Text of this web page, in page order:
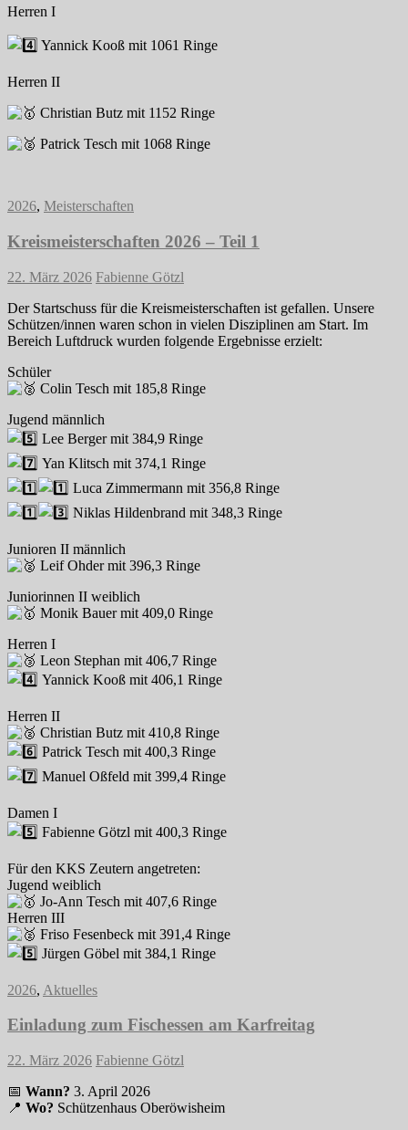
Herren I
Yannick Kooß mit 1061 Ringe
Herren II
Christian Butz mit 1152 Ringe
Patrick Tesch mit 1068 Ringe
2026, Meisterschaften
Kreismeisterschaften 2026 – Teil 1
22. März 2026 Fabienne Götzl
Der Startschuss für die Kreismeisterschaften ist gefallen. Unsere
Schützen/innen waren schon in vielen Disziplinen am Start. Im
Bereich Luftdruck wurden folgende Ergebnisse erzielt:
Schüler
Colin Tesch mit 185,8 Ringe
Jugend männlich
Lee Berger mit 384,9 Ringe
Yan Klitsch mit 374,1 Ringe
Luca Zimmermann mit 356,8 Ringe
Niklas Hildenbrand mit 348,3 Ringe
Junioren II männlich
Leif Ohder mit 396,3 Ringe
Juniorinnen II weiblich
Monik Bauer mit 409,0 Ringe
Herren I
Leon Stephan mit 406,7 Ringe
Yannick Kooß mit 406,1 Ringe
Herren II
Christian Butz mit 410,8 Ringe
Patrick Tesch mit 400,3 Ringe
Manuel Oßfeld mit 399,4 Ringe
Damen I
Fabienne Götzl mit 400,3 Ringe
Für den KKS Zeutern angetreten:
Jugend weiblich
Jo-Ann Tesch mit 407,6 Ringe
Herren III
Friso Fesenbeck mit 391,4 Ringe
Jürgen Göbel mit 384,1 Ringe
2026, Aktuelles
Einladung zum Fischessen am Karfreitag
22. März 2026 Fabienne Götzl
📅 Wann? 3. April 2026
📍 Wo? Schützenhaus Oberöwisheim